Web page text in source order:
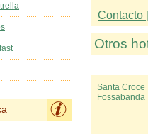
Contacto
Otros
Santa Croce
Fossabanda